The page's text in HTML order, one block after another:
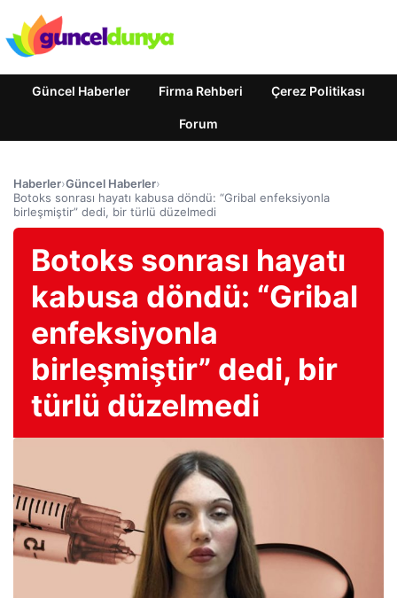
Güncel Haberler Firma Rehberi Çerez Politikası
Forum
Haberler›Güncel Haberler›
Botoks sonrası hayatı kabusa döndü: “Gribal enfeksiyonla
birleşmiştir” dedi, bir türlü düzelmedi
Botoks sonrası hayatı
kabusa döndü: “Gribal
enfeksiyonla
birleşmiştir” dedi, bir
türlü düzelmedi